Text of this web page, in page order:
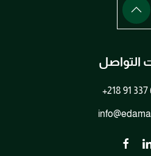
التواصل
+218 91 337